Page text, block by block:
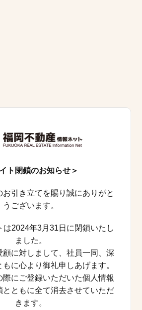
ト閉鎖のお知らせ＞
引き立てを賜り誠にありがと
うございます。
は2024年3月31日に閉鎖いたし
ました。
顧に対しまして、社員一同、深
もに心より御礼申しあげます。
際にご登録いただいた個人情報
とともに全て消去させていただ
きます。